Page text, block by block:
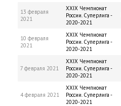
13 февраля
2021
XXIX Чемпионат
России. Суперлига -
2020-2021
10 февраля
2021
XXIX Чемпионат
России. Суперлига -
2020-2021
7 февраля 2021
XXIX Чемпионат
России. Суперлига -
2020-2021
4 февраля 2021
XXIX Чемпионат
России. Суперлига -
2020-2021